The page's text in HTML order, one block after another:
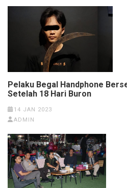
Pelaku Begal Handphone
Setelah 18 Hari Buron
14 JAN 2023
ADMIN